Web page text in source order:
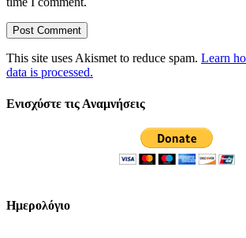
This site uses Akismet to reduce spam. Learn
data is processed.
Ενισχύστε τις Αναμνήσεις
Ημερολόγιο